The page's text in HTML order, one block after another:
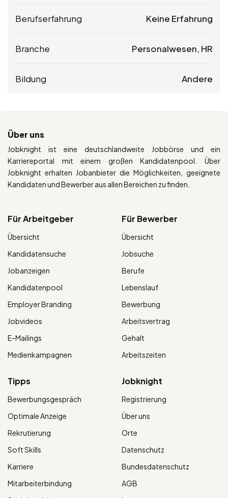
Berufserfahrung Keine Erfahrung
Branche Personalwesen, HR
Bildung Andere
Über uns
Jobknight ist eine deutschlandweite Jobbörse und ein
Karriereportal mit einem großen Kandidatenpool. Über
Jobknight erhalten Jobanbieter die Möglichkeiten, geeignete
Kandidaten und Bewerber aus allen Bereichen zu finden.
Für Arbeitgeber
Übersicht
Kandidatensuche
Jobanzeigen
Kandidatenpool
Employer Branding
Jobvideos
E-Mailings
Medienkampagnen
Für Bewerber
Übersicht
Jobsuche
Berufe
Lebenslauf
Bewerbung
Arbeitsvertrag
Gehalt
Arbeitszeiten
Tipps
Bewerbungsgespräch
Optimale Anzeige
Rekrutierung
Soft Skills
Karriere
Mitarbeiterbindung
Jobknight
Registrierung
Über uns
Orte
Datenschutz
Bundesdatenschutz
AGB